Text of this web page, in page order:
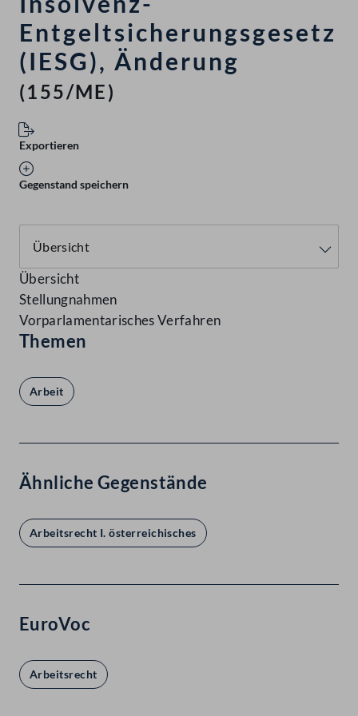
Entgeltsicherungsgesetz
(IESG), Änderung
(155/ME)
Exportieren
Gegenstand speichern
Übersicht
Stellungnahmen
Vorparlamentarisches Verfahren
Themen
Arbeit
Ähnliche Gegenstände
Arbeitsrecht I. österreichisches
EuroVoc
Arbeitsrecht